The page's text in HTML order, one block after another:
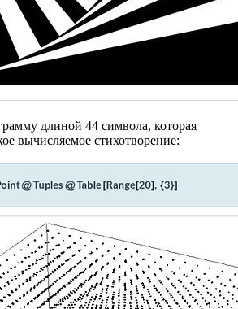
длиной 44 символа, которая
вычисляемое стихотворение: